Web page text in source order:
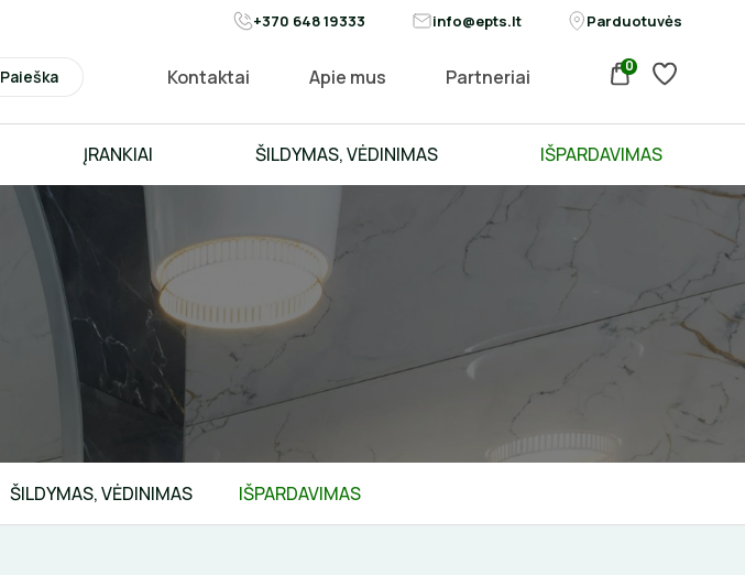
+370 648 19333 info@epts.lt Parduotuvės
Paieška Kontaktai Apie mus Partneriai 0
ĮRANKIAI ŠILDYMAS, VĖDINIMAS IŠPARDAVIMAS
ŠILDYMAS, VĖDINIMAS IŠPARDAVIMAS